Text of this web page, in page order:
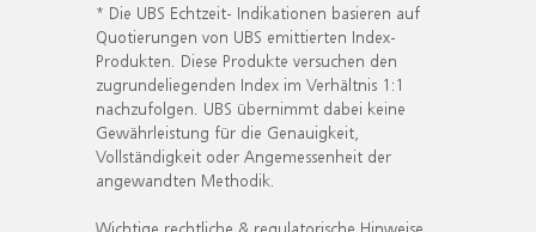
* Die UBS Echtzeit- Indikationen basieren auf
Quotierungen von UBS emittierten Index-
Produkten. Diese Produkte versuchen den
zugrundeliegenden Index im Verhältnis 1:1
nachzufolgen. UBS übernimmt dabei keine
Gewährleistung für die Genauigkeit,
Vollständigkeit oder Angemessenheit der
angewandten Methodik.